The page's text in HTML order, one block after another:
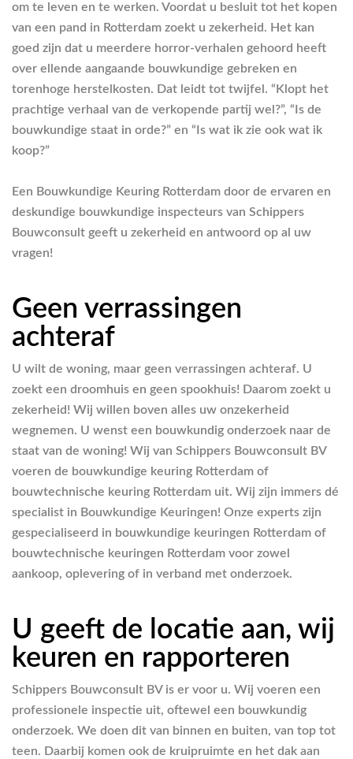
om te leven en te werken. Voordat u besluit tot het kopen
van een pand in Rotterdam zoekt u zekerheid. Het kan
goed zijn dat u meerdere horror-verhalen gehoord heeft
over ellende aangaande bouwkundige gebreken en
torenhoge herstelkosten. Dat leidt tot twijfel. “Klopt het
prachtige verhaal van de verkopende partij wel?”, “Is de
bouwkundige staat in orde?” en “Is wat ik zie ook wat ik
koop?”
Een Bouwkundige Keuring Rotterdam door de ervaren en
deskundige bouwkundige inspecteurs van Schippers
Bouwconsult geeft u zekerheid en antwoord op al uw
vragen!
Geen verrassingen
achteraf
U wilt de woning, maar geen verrassingen achteraf. U
zoekt een droomhuis en geen spookhuis! Daarom zoekt u
zekerheid! Wij willen boven alles uw onzekerheid
wegnemen. U wenst een bouwkundig onderzoek naar de
staat van de woning! Wij van Schippers Bouwconsult BV
voeren de bouwkundige keuring Rotterdam of
bouwtechnische keuring Rotterdam uit. Wij zijn immers dé
specialist in Bouwkundige Keuringen! Onze experts zijn
gespecialiseerd in bouwkundige keuringen Rotterdam of
bouwtechnische keuringen Rotterdam voor zowel
aankoop, oplevering of in verband met onderzoek.
U geeft de locatie aan, wij
keuren en rapporteren
Schippers Bouwconsult BV is er voor u. Wij voeren een
professionele inspectie uit, oftewel een bouwkundig
onderzoek. We doen dit van binnen en buiten, van top tot
teen. Daarbij komen ook de kruipruimte en het dak aan